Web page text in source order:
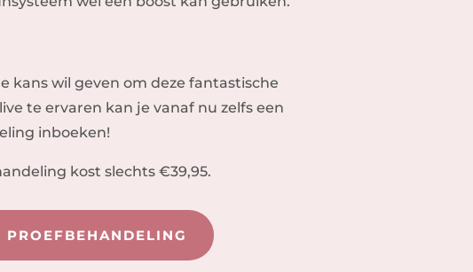
kans wil geven om deze fantastische
te ervaren kan je vanaf nu zelfs een
inboeken!
kost slechts €39,95.
PROEFBEHANDELING